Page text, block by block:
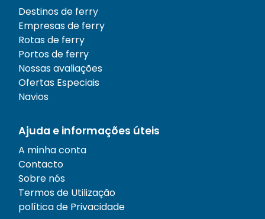
Destinos de ferry
Empresas de ferry
Rotas de ferry
Portos de ferry
Nossas avaliações
Ofertas Especiais
Navios
Ajuda e informações úteis
A minha conta
Contacto
Sobre nós
Termos de Utilização
política de Privacidade